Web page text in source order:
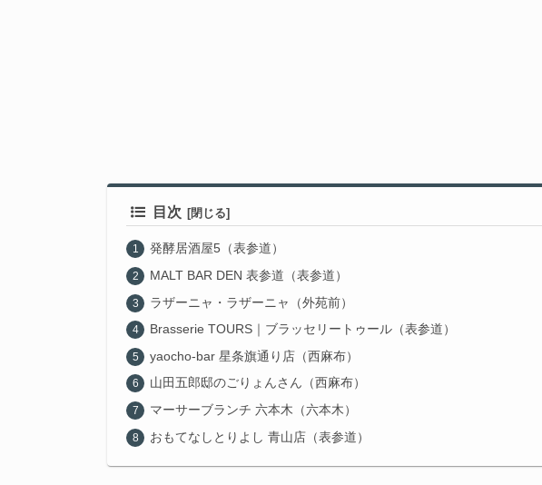
目次
発酵居酒屋5（表参道）
MALT BAR DEN 表参道（表参道）
ラザーニャ・ラザーニャ（外苑前）
Brasserie TOURS｜ブラッセリートゥール（表参道）
yaocho-bar 星条旗通り店（西麻布）
山田五郎邸のごりょんさん（西麻布）
マーサーブランチ 六本木（六本木）
おもてなしとりよし 青山店（表参道）